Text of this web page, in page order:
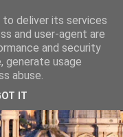
deliver its services
and user-agent are
and security
generate usage
abuse.
IT